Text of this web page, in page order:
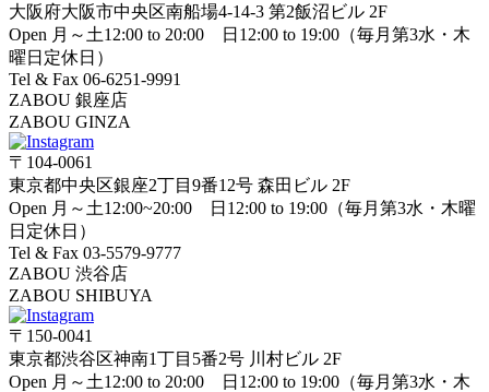
大阪府大阪市中央区南船場4-14-3 第2飯沼ビル 2F
Open 月～土12:00 to 20:00 日12:00 to 19:00（毎月第3水・木
曜日定休日）
Tel & Fax 06-6251-9991
ZABOU 銀座店
ZABOU GINZA
〒104-0061
東京都中央区銀座2丁目9番12号 森田ビル 2F
Open 月～土12:00~20:00 日12:00 to 19:00（毎月第3水・木曜
日定休日）
Tel & Fax 03-5579-9777
ZABOU 渋谷店
ZABOU SHIBUYA
〒150-0041
東京都渋谷区神南1丁目5番2号 川村ビル 2F
Open 月～土12:00 to 20:00 日12:00 to 19:00（毎月第3水・木